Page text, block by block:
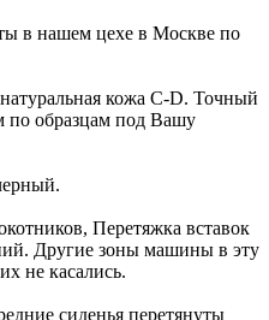
в нашем цехе в Москве по
кожа C-D. Точный
по образцам под Вашу
Перетяжка вставок
Другие зоны машины в эту
не касались.
сиденья перетянуты